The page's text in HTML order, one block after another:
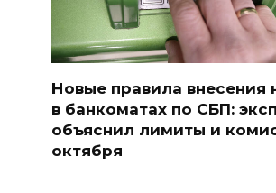
Новые правила внесения
в банкоматах по СБП:
объяснил лимиты и
октября